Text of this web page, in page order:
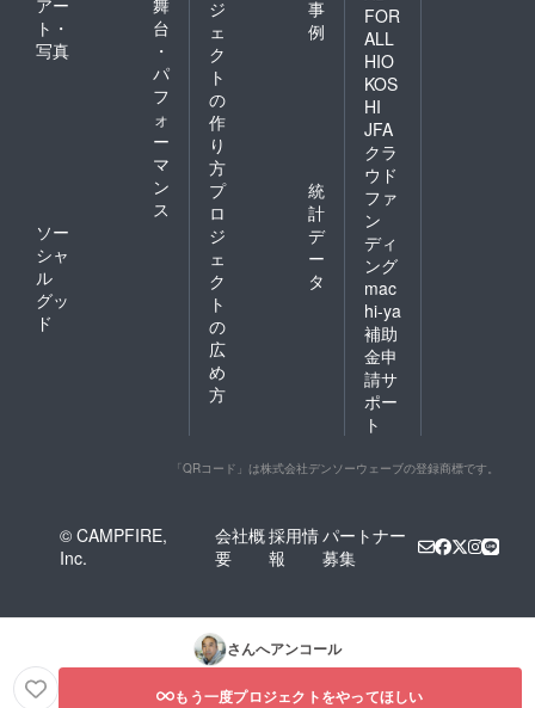
ト・
写真
台
・
パ
フ
ォ
ー
マ
ン
ス
ソー
シャ
ル
グッ
ド
ジ
ェ
ク
ト
の
作
り
方
事
例
プ
ロ
ジ
ェ
ク
ト
の
広
め
方
統
計
デ
ー
タ
FOR
ALL
HIO
KOS
HI
JFA
クラ
ウド
ファ
ン
ディ
ング
mac
hi-ya
補助
金申
請サ
ポー
ト
「QRコード」は株式会社デンソーウェーブの登録商標です。
© CAMPFIRE,
Inc.
会社概
要
採用情
報
パートナー
募集
さんへアンコール
もう一度プロジェクトをやってほしい